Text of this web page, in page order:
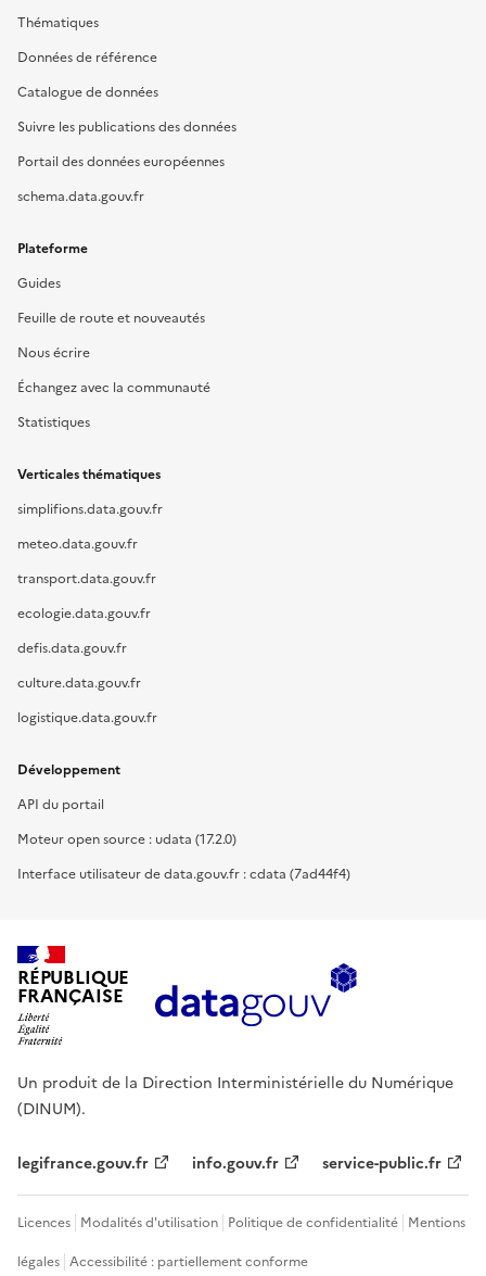
Thématiques
Données de référence
Catalogue de données
Suivre les publications des données
Portail des données européennes
schema.data.gouv.fr
Plateforme
Guides
Feuille de route et nouveautés
Nous écrire
Échangez avec la communauté
Statistiques
Verticales thématiques
simplifions.data.gouv.fr
meteo.data.gouv.fr
transport.data.gouv.fr
ecologie.data.gouv.fr
defis.data.gouv.fr
culture.data.gouv.fr
logistique.data.gouv.fr
Développement
API du portail
Moteur open source : udata (17.2.0)
Interface utilisateur de data.gouv.fr : cdata (7ad44f4)
RÉPUBLIQUE
FRANÇAISE
Un produit de la Direction Interministérielle du Numérique
(DINUM).
legifrance.gouv.fr info.gouv.fr service-public.fr
Licences Modalités d'utilisation Politique de confidentialité Mentions
légales Accessibilité : partiellement conforme